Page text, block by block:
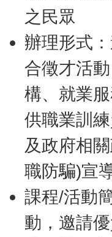
之民眾
辦理形式
合徵才活
構、就業
供職業訓
及政府相
職防騙)宣
課程/活動
動，邀請